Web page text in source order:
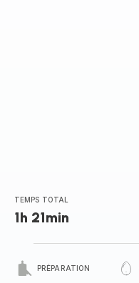
TEMPS TOTAL
1h 21min
PRÉPARATION